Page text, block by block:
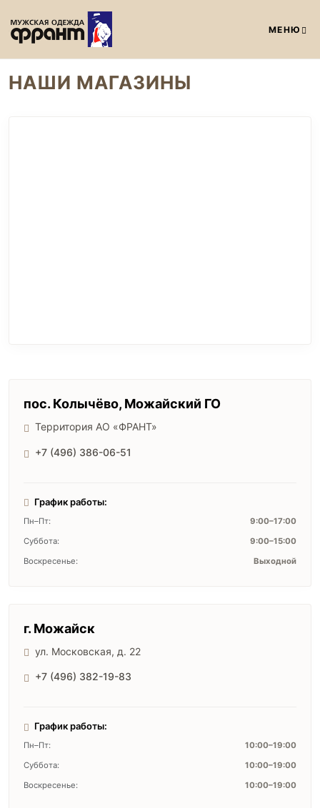
МЕНЮ
НАШИ МАГАЗИНЫ
пос. Колычёво, Можайский ГО
Территория АО «ФРАНТ»
+7 (496) 386-06-51
График работы:
Пн–Пт:
9:00–17:00
Суббота:
9:00–15:00
Воскресенье:
Выходной
г. Можайск
ул. Московская, д. 22
+7 (496) 382-19-83
График работы:
Пн–Пт:
10:00–19:00
Суббота:
10:00–19:00
Воскресенье:
10:00–19:00